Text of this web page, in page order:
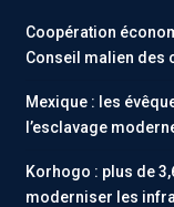
Coopération
Conseil malien des
Mexique : les
l’esclavage
Korhogo : plus de
moderniser les